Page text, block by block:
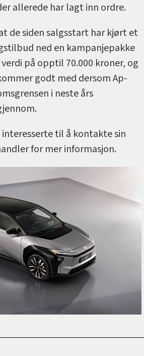
allerede har lagt inn ordre.
de siden salgsstart har kjørt et
ned en kampanjepakke
på opptil 70.000 kroner, og
godt med dersom Ap-
i neste års
til å kontakte sin
for mer informasjon.